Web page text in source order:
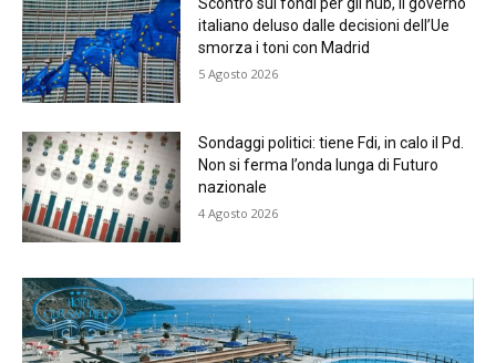
italiano deluso dalle decisioni dell’Ue
smorza i toni con Madrid
5 Agosto 2026
Sondaggi politici: tiene Fdi, in calo il Pd.
Non si ferma l’onda lunga di Futuro
nazionale
4 Agosto 2026